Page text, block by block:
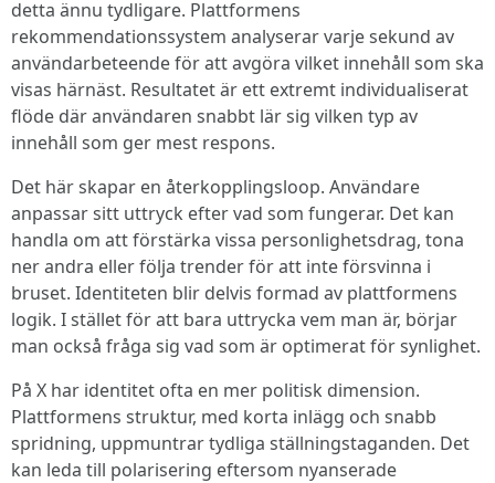
detta ännu tydligare. Plattformens
rekommendationssystem analyserar varje sekund av
användarbeteende för att avgöra vilket innehåll som ska
visas härnäst. Resultatet är ett extremt individualiserat
flöde där användaren snabbt lär sig vilken typ av
innehåll som ger mest respons.
Det här skapar en återkopplingsloop. Användare
anpassar sitt uttryck efter vad som fungerar. Det kan
handla om att förstärka vissa personlighetsdrag, tona
ner andra eller följa trender för att inte försvinna i
bruset. Identiteten blir delvis formad av plattformens
logik. I stället för att bara uttrycka vem man är, börjar
man också fråga sig vad som är optimerat för synlighet.
På X har identitet ofta en mer politisk dimension.
Plattformens struktur, med korta inlägg och snabb
spridning, uppmuntrar tydliga ställningstaganden. Det
kan leda till polarisering eftersom nyanserade